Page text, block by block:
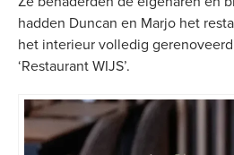
hadden Duncan en Marjo het
het interieur volledig
‘Restaurant WIJS’.